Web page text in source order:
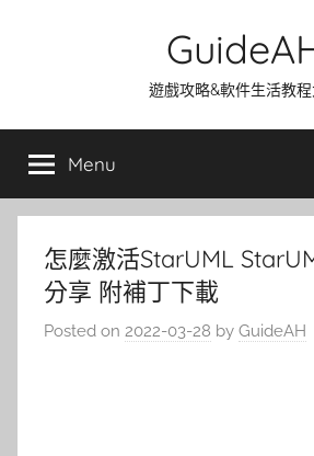
遊戲攻略&軟件生活教
Menu
怎麼激活StarUML
分享 附補丁下載
Posted on 2022-03-28 by GuideAH